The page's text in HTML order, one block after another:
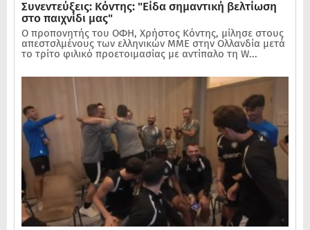
Συνεντεύξεις: Κόντης: "Είδα σημαντική βελτίωση
στο παιχνίδι μας"
Ο προπονητής του ΟΦΗ, Χρήστος Κόντης, μίλησε στους
απεστσλμένους των ελληνικών ΜΜΕ στην Ολλανδία μετά
το τρίτο φιλικό προετοιμασίας με αντίπαλο τη W...